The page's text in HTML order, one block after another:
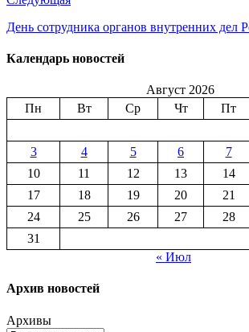
День сотрудника органов внутренних дел
Календарь новостей
Август 2026
Пн
Вт Ср Чт Пт
3
4 5 6 7
10
11 12 13 14
17
18 19 20 21
24
25 26 27 28
31
« Июл
Архив новостей
Архивы